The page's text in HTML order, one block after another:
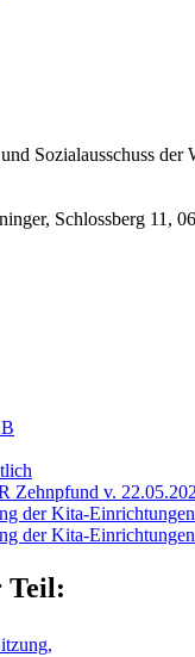
Sozialausschuss der
Schlossberg 11,
Zehnpfund v.
der Kita-
der Kita-
Teil: